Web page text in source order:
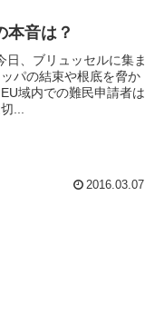
本音は？
日、ブリュッセルに集ま
パの結束や根底を脅か
域内での難民申請者は
...
2016.03.07